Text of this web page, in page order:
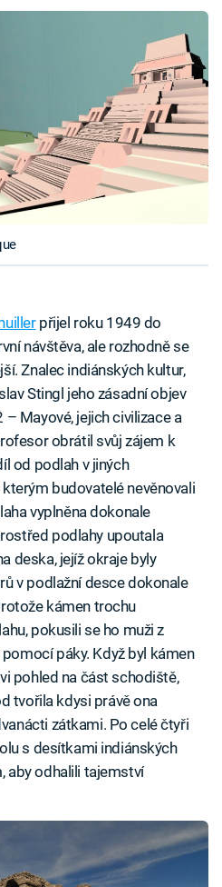
přijel roku 1949 do
návštěva, ale rozhodně se
Znalec indiánských kultur,
Stingl jeho zásadní objev
Mayové, jejich civilizace a
obrátil svůj zájem k
od podlah v jiných
budovatelé nevěnovali
vyplněna dokonale
podlahy upoutala
deska, jejíž okraje byly
v podlažní desce dokonale
kámen trochu
pokusili se ho muži z
páky. Když byl kámen
pohled na část schodiště,
tvořila kdysi právě ona
zátkami. Po celé čtyři
s desítkami indiánských
aby odhalili tajemství